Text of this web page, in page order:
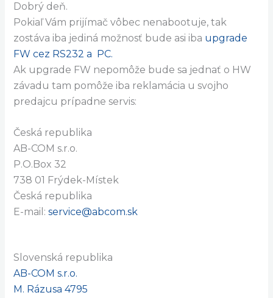
Dobrý deň.
Pokiaľ Vám prijímač vôbec nenabootuje, tak
zostáva iba jediná možnosť bude asi iba upgrade
FW cez RS232 a PC.
Ak upgrade FW nepomôže bude sa jednať o HW
závadu tam pomôže iba reklamácia u svojho
predajcu prípadne servis:
Česká republika
AB-COM s.r.o.
P.O.Box 32
738 01 Frýdek-Místek
Česká republika
E-mail:service@abcom.sk
Slovenská republika
AB-COM s.r.o.
M. Rázusa 4795